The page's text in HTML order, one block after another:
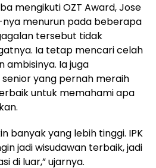
mengikuti OZT Award, Jose
nya menurun pada beberapa
tersebut tidak
Ia tetap mencari celah
ambisinya. Ia juga
yang pernah meraih
untuk memahami apa
banyak yang lebih tinggi. IPK
jadi wisudawan terbaik, jadi
di luar,” ujarnya.